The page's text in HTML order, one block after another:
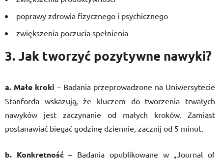
poprawy zdrowia fizycznego i psychicznego
zwiększenia poczucia spełnienia
3. Jak tworzyć pozytywne nawyki?
a. Małe kroki – Badania przeprowadzone na Uniwersytecie
Stanforda wskazują, że kluczem do tworzenia trwałych
nawyków jest zaczynanie od małych kroków. Zamiast
postanawiać biegać godzinę dziennie, zacznij od 5 minut.
b. Konkretność– Badania opublikowane w „Journal of